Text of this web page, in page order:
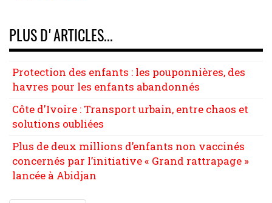
PLUS D'ARTICLES...
Protection des enfants : les pouponnières, des
havres pour les enfants abandonnés
Côte d'Ivoire : Transport urbain, entre chaos et
solutions oubliées
Plus de deux millions d’enfants non vaccinés
concernés par l’initiative « Grand rattrapage »
lancée à Abidjan